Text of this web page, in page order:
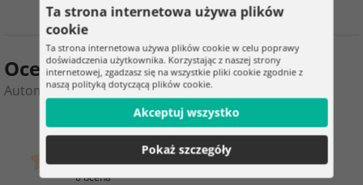
Ocena produktu
Automatyczny przezroczysty parasol - średnica 93 cm
0
0 ocena
2
klientów już kupiło
Ta strona internetowa używa plików
cookie
Ta strona internetowa używa plików cookie w celu poprawy
doświadczenia użytkownika. Korzystając z naszej strony
internetowej, zgadzasz się na wszystkie pliki cookie zgodnie z
naszą polityką dotyczącą plików cookie.
Akceptuj wszystko
Pokaż szczegóły